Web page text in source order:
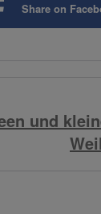
Share on
und